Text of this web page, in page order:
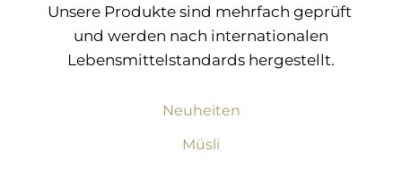
Unsere Produkte sind mehrfach geprüft
und werden nach internationalen
Lebensmittelstandards hergestellt.
Neuheiten
Müsli